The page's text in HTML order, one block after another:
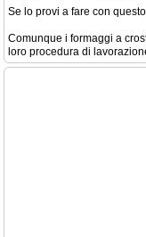
Se lo provi a fare con
Comunque i formaggi a
loro procedura di